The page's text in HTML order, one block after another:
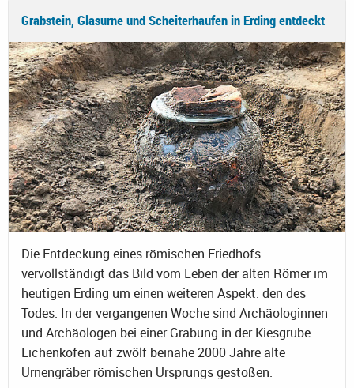
Grabstein, Glasurne und Scheiterhaufen in Erding entdeckt
Die Entdeckung eines römischen Friedhofs
vervollständigt das Bild vom Leben der alten Römer im
heutigen Erding um einen weiteren Aspekt: den des
Todes. In der vergangenen Woche sind Archäologinnen
und Archäologen bei einer Grabung in der Kiesgrube
Eichenkofen auf zwölf beinahe 2000 Jahre alte
Urnengräber römischen Ursprungs gestoßen.